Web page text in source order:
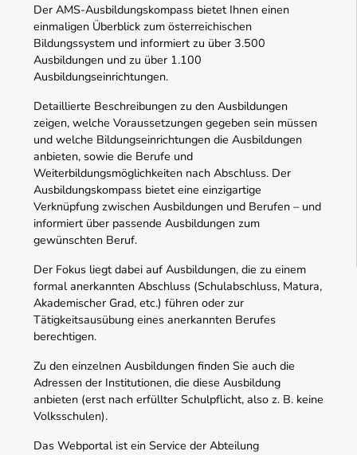
Der AMS-Ausbildungskompass bietet Ihnen einen
einmaligen Überblick zum österreichischen
Bildungssystem und informiert zu über 3.500
Ausbildungen und zu über 1.100
Ausbildungseinrichtungen.
Detaillierte Beschreibungen zu den Ausbildungen
zeigen, welche Voraussetzungen gegeben sein müssen
und welche Bildungseinrichtungen die Ausbildungen
anbieten, sowie die Berufe und
Weiterbildungsmöglichkeiten nach Abschluss. Der
Ausbildungskompass bietet eine einzigartige
Verknüpfung zwischen Ausbildungen und Berufen – und
informiert über passende Ausbildungen zum
gewünschten Beruf.
Der Fokus liegt dabei auf Ausbildungen, die zu einem
formal anerkannten Abschluss (Schulabschluss, Matura,
Akademischer Grad, etc.) führen oder zur
Tätigkeitsausübung eines anerkannten Berufes
berechtigen.
Zu den einzelnen Ausbildungen finden Sie auch die
Adressen der Institutionen, die diese Ausbildung
anbieten (erst nach erfüllter Schulpflicht, also z. B. keine
Volksschulen).
Das Webportal ist ein Service der Abteilung